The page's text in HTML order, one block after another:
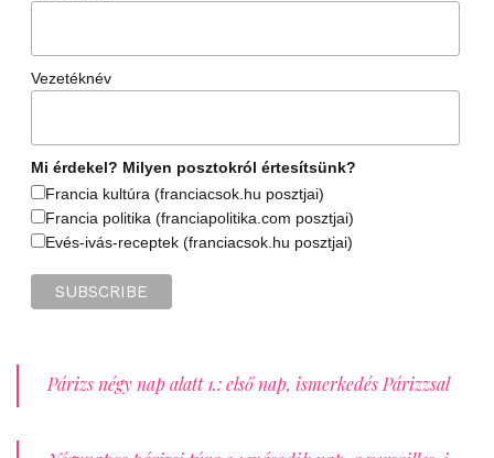
Vezetéknév
Mi érdekel? Milyen posztokról értesítsünk?
Francia kultúra (franciacsok.hu posztjai)
Francia politika (franciapolitika.com posztjai)
Evés-ivás-receptek (franciacsok.hu posztjai)
Párizs négy nap alatt 1.: első nap, ismerkedés Párizzsal